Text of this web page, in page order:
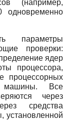
(например,
одновременно
параметры
проверки:
ядер
процессора,
процессорных
машины. Все
через
средства
установленной